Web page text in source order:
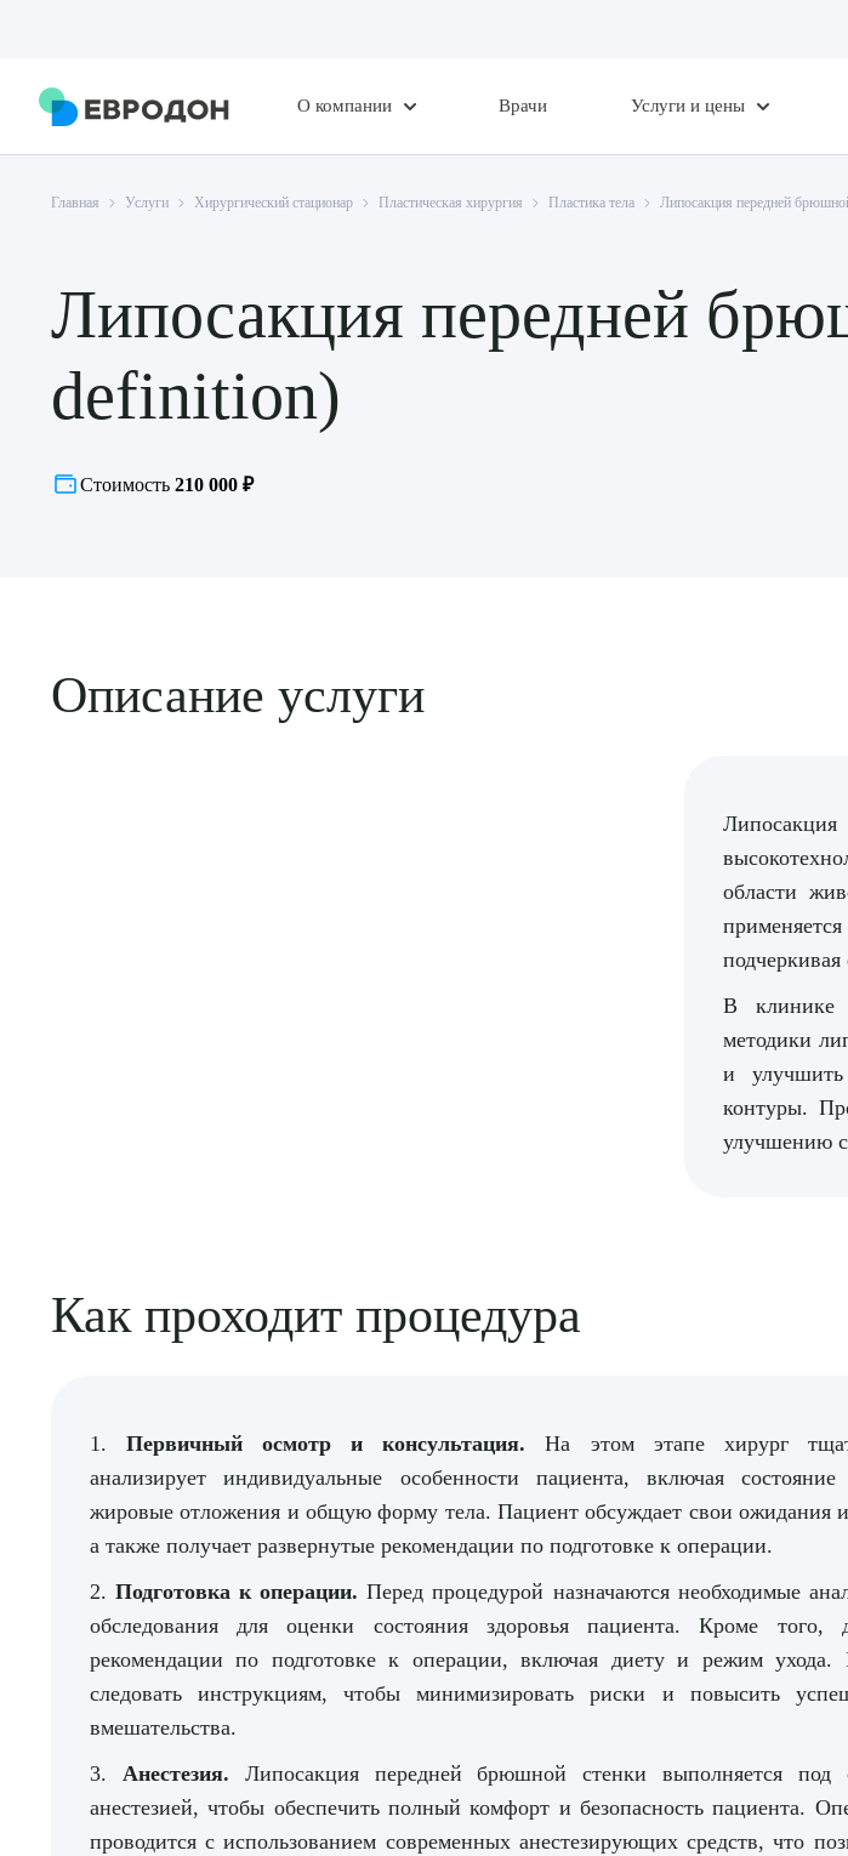
О компании Врачи Услуги и цены
Главная Услуги Хирургический стационар Пластическая хирургия Пластика тела Липосакция передней
Липосакция передней
definition)
Стоимость 210 000 ₽
Описание услуги
области
В клинике
методики
и
контуры.
улучшению
Как проходит процедура
1.Первичный осмотр и консультация. На этом этапе хирург
анализирует индивидуальные особенности пациента, включая
жировые отложения и общую форму тела. Пациент обсуждает свои ожидания
а также получает развернутые рекомендации по подготовке к операции.
2.Подготовка к операции. Перед процедурой назначаются необходимые
обследования для оценки состояния здоровья пациента. Кроме того,
рекомендации по подготовке к операции, включая диету и режим ухода.
следовать инструкциям, чтобы минимизировать риски и повысить
вмешательства.
3. Анестезия. Липосакция передней брюшной стенки выполняется под
анестезией, чтобы обеспечить полный комфорт и безопасность пациента.
проводится с использованием современных анестезирующих средств, что